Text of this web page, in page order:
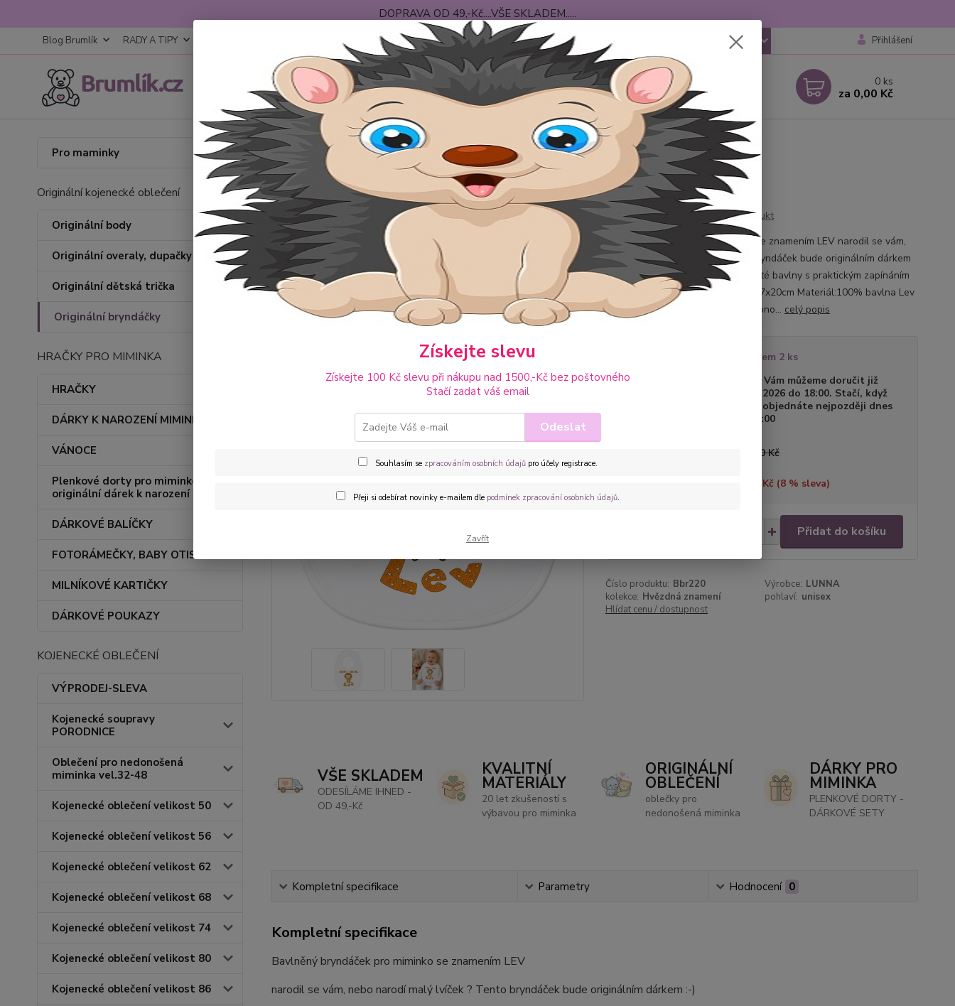
DOPRAVA OD 49,-Kč....VŠE SKLADEM.....
Blog Brumlík RADY A TIPY OBCHODNÍ PODMÍNKY DOPRAVA-PLATBA O NÁS CZK Přihlášení
Nevíte si rady? Zavolejte.
+420 777259248
po-pá 6-18 hod
0 ks
za 0,00 Kč
Pro maminky
Originální kojenecké oblečení
Originální body
Originální overaly, dupačky
Originální dětská trička
Originální bryndáčky
HRAČKY PRO MIMINKA
HRAČKY
DÁRKY K NAROZENÍ MIMINKA
VÁNOCE
Plenkové dorty pro miminko –
originální dárek k narození
DÁRKOVÉ BALÍČKY
FOTORÁMEČKY, BABY OTISKY
MILNÍKOVÉ KARTIČKY
DÁRKOVÉ POUKAZY
KOJENECKÉ OBLEČENÍ
VÝPRODEJ-SLEVA
Kojenecké soupravy
PORODNICE
Oblečení pro nedonošená
miminka vel.32-48
Kojenecké oblečení velikost 50
Kojenecké oblečení velikost 56
Kojenecké oblečení velikost 62
Kojenecké oblečení velikost 68
Kojenecké oblečení velikost 74
Kojenecké oblečení velikost 80
Kojenecké oblečení velikost 86
Úvod Originální bryndáčky Bryndáček Hvězdná znamení LEV
Bryndáček Hvězdná znamení LEV
Ohodnotit produkt
Bavlněný bryndáček pro miminko se znamením LEV narodil se vám,
nebo narodí malý lvíček ? Tento bryndáček bude originálním dárkem
:-) Bryndáčky jsou vyrobeny z dvojité bavlny s praktickým zapínáním
vzadu na baby druk. Rozměr cca 27x20cm Materiál:100% bavlna Lev
23. 7. – 22. 8. Lvíče je opravdu osobno... celý popis
Skladem 2 ks
Doba dodání
Zboží Vám můžeme doručit již
11.08.2026 do 18:00. Stačí, když
zboží objednáte nejpozději dnes
do 24:00
119,00 Kč
10,00 Kč (8% sleva)
Přidat do košíku
Číslo produktu: Bbr220 Výrobce: LUNNA
kolekce: Hvězdná znamení pohlaví: unisex
Hlídat cenu / dostupnost
VŠE SKLADEM
ODESÍLÁME IHNED -
OD 49,-Kč
KVALITNÍ
MATERIÁLY
20 let zkušeností s
výbavou pro miminka
ORIGINÁLNÍ
OBLEČENÍ
oblečky pro
nedonošená miminka
DÁRKY PRO
MIMINKA
PLENKOVÉ DORTY -
DÁRKOVÉ SETY
Kompletní specifikace Parametry Hodnocení 0
Kompletní specifikace
Bavlněný bryndáček pro miminko se znamením LEV
narodil se vám, nebo narodí malý lvíček ? Tento bryndáček bude originálním dárkem :-)
Získejte slevu
Získejte 100 Kč slevu při nákupu nad 1500,-Kč bez poštovného
Stačí zadat váš email
Odeslat
Souhlasím se zpracováním osobních údajůpro účely registrace.
Přeji si odebírat novinky e-mailem dle podmínek zpracování osobních údajů.
Zavřít